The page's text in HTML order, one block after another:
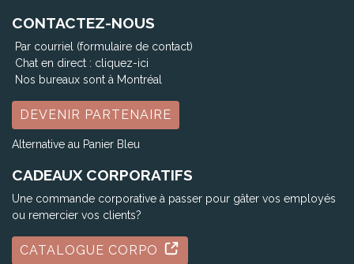
CONTACTEZ-NOUS
Par courriel (formulaire de contact)
Chat en direct : cliquez-ici
Nos bureaux sont à Montréal
DEVENIR PARTENAIRE
Alternative au Panier Bleu
CADEAUX CORPORATIFS
Une commande corporative à passer pour gâter vos employés
ou remercier vos clients?
CATALOGUE CORPO